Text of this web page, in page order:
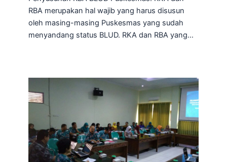
RBA merupakan hal wajib yang harus disusun
oleh masing-masing Puskesmas yang sudah
menyandang status BLUD. RKA dan RBA yang…